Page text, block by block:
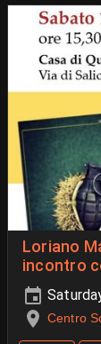
Loriano
incontro
Centro